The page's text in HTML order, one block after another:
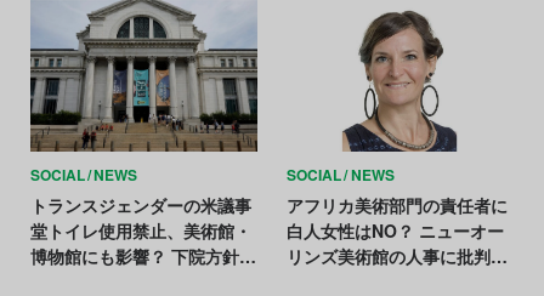
SOCIAL NEWS
トランスジェンダーの米議事
堂トイレ使用禁止、美術館・
博物館にも影響？ 下院方針へ
SOCIAL NEWS
アフリカ美術部門の責任者に
白人女性はNO？ ニューオー
リンズ美術館の人事に批判の